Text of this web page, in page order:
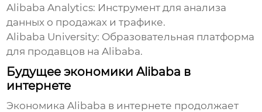
Alibaba Analytics: Инструмент для анализа
данных о продажах и трафике.
Alibaba University: Образовательная платформа
для продавцов на Alibaba.
Будущее экономики Alibaba в
интернете
Экономика Alibaba в интернете продолжает